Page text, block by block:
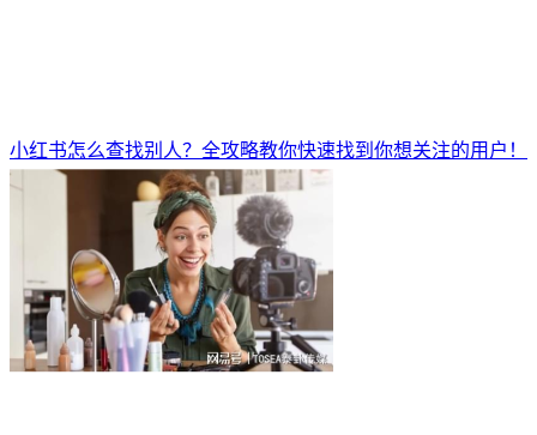
小红书怎么查找别人？全攻略教你快速找到你想关注的用户！